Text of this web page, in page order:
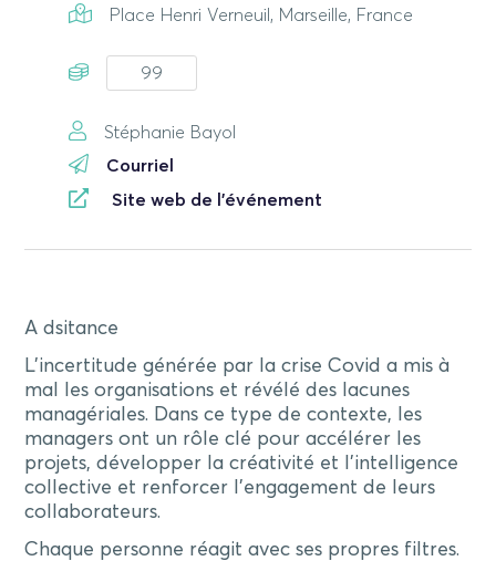
Place Henri Verneuil, Marseille, France
99
Stéphanie Bayol
Courriel
Site web de l'événement
A dsitance
L’incertitude générée par la crise Covid a mis à
mal les organisations et révélé des lacunes
managériales. Dans ce type de contexte, les
managers ont un rôle clé pour accélérer les
projets, développer la créativité et l’intelligence
collective et renforcer l’engagement de leurs
collaborateurs.
Chaque personne réagit avec ses propres filtres.